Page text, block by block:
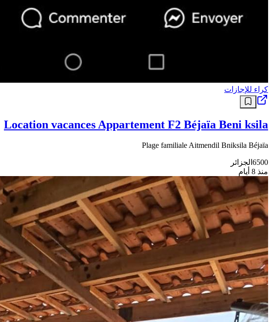
كراء للإجازات
Location vacances Appartement F2 Béjaïa Beni ksila
Plage familiale Aitmendil Bniksila Béjaïa
6500 الجزائر
منذ 8 أيام